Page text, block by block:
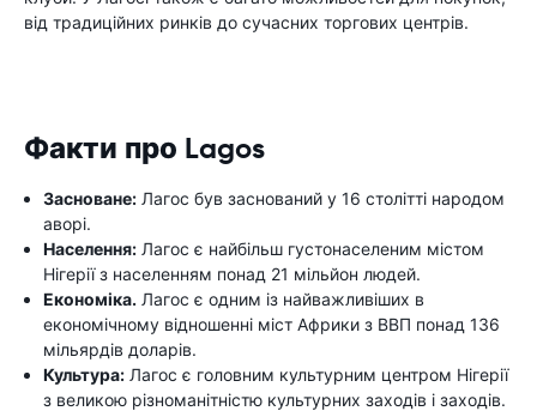
від традиційних ринків до сучасних торгових центрів.
Факти про Lagos
Засноване: Лагос був заснований у 16 ​​столітті народом
аворі.
Населення: Лагос є найбільш густонаселеним містом
Нігерії з населенням понад 21 мільйон людей.
Економіка. Лагос є одним із найважливіших в
економічному відношенні міст Африки з ВВП понад 136
мільярдів доларів.
Культура: Лагос є головним культурним центром Нігерії
з великою різноманітністю культурних заходів і заходів.